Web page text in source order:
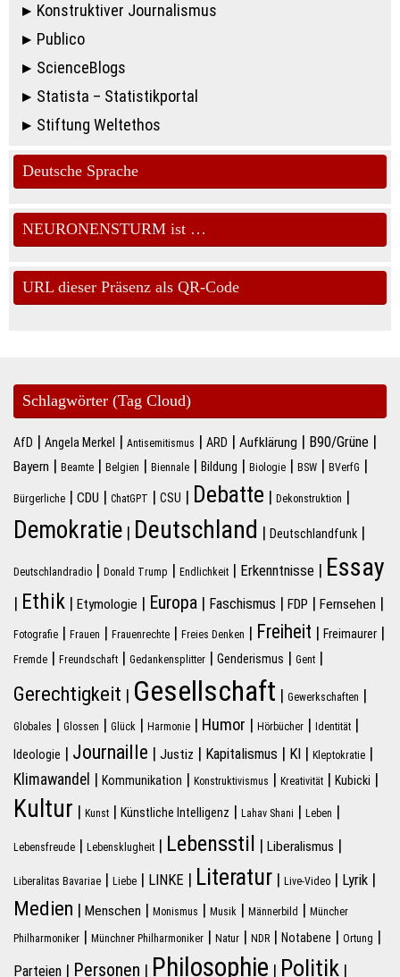
Konstruktiver Journalismus
Publico
ScienceBlogs
Statista – Statistikportal
Stiftung Weltethos
Deutsche Sprache
NEURONENSTURM ist …
URL dieser Präsenz als QR-Code
Schlagwörter (Tag Cloud)
AfD | Angela Merkel | Antisemitismus | ARD | Aufklärung | B90/Grüne |
Bayern | Beamte | Belgien | Biennale | Bildung | Biologie | BSW | BVerfG |
Bürgerliche | CDU | ChatGPT | CSU | Debatte | Dekonstruktion |
Demokratie | Deutschland | Deutschlandfunk |
Deutschlandradio | Donald Trump | Endlichkeit | Erkenntnisse | Essay
| Ethik | Etymologie | Europa | Faschismus | FDP | Fernsehen |
Fotografie | Frauen | Frauenrechte | Freies Denken | Freiheit | Freimaurer |
Fremde | Freundschaft | Gedankensplitter | Genderismus | Gent |
Gerechtigkeit | Gesellschaft | Gewerkschaften |
Globales | Glossen | Glück | Harmonie | Humor | Hörbücher | Identität |
Ideologie | Journaille | Justiz | Kapitalismus | KI | Kleptokratie |
Klimawandel | Kommunikation | Konstruktivismus | Kreativität | Kubicki |
Kultur | Kunst | Künstliche Intelligenz | Lahav Shani | Leben |
Lebensfreude | Lebensklugheit | Lebensstil | Liberalismus |
Liberalitas Bavariae | Liebe | LINKE | Literatur | Live-Video | Lyrik |
Medien | Menschen | Monismus | Musik | Männerbild | Müncher
Philharmoniker | Münchner Philharmoniker | Natur | NDR | Notabene | Ortung |
Parteien | Personen | Philosophie | Politik |